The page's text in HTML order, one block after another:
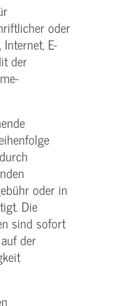
oder
E-
der
oder in
Die
sind sofort
der